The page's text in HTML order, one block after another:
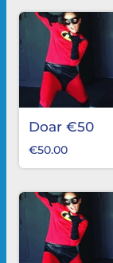
Doar €50
€50.00